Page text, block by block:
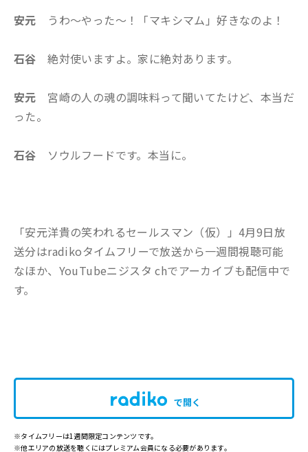
安元 うわ～やった～！「マキシマム」好きなのよ！
石谷 絶対使いますよ。家に絶対あります。
安元 宮崎の人の魂の調味料って聞いてたけど、本当だ
った。
石谷 ソウルフードです。本当に。
「安元洋貴の笑われるセールスマン（仮）」4月9日放
送分はradikoタイムフリーで放送から一週間視聴可能
なほか、YouTubeニジスタ chでアーカイブも配信中で
す。
で開く
※タイムフリーは1週間限定コンテンツです。
※他エリアの放送を聴くにはプレミアム会員になる必要があります。